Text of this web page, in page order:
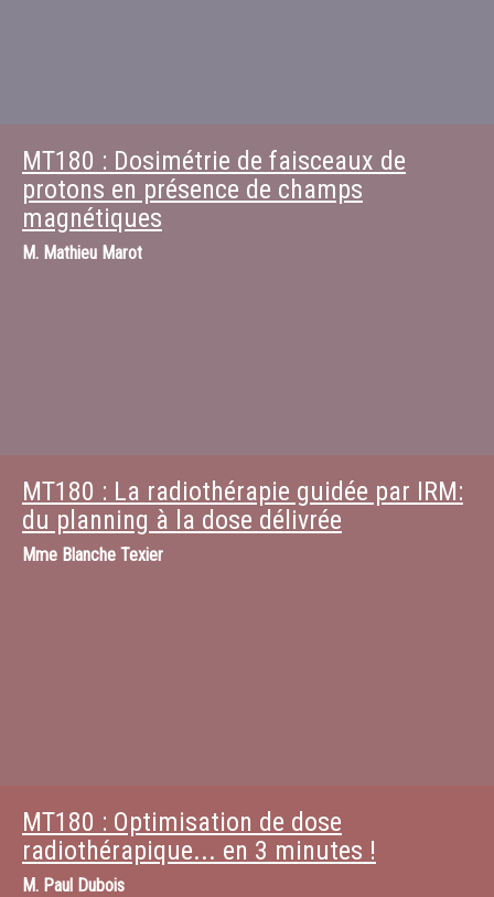
MT180 : Dosimétrie de faisceaux de
protons en présence de champs
magnétiques
M. Mathieu Marot
MT180 : La radiothérapie guidée par IRM:
du planning à la dose délivrée
Mme Blanche Texier
MT180 : Optimisation de dose
radiothérapique... en 3 minutes !
M. Paul Dubois